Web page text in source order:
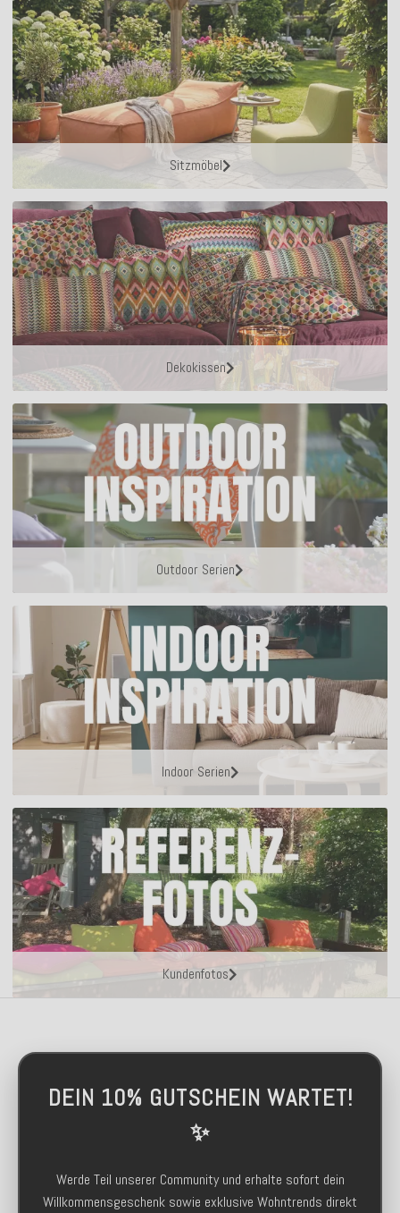
Sitzmöbel
Dekokissen
Outdoor Serien
Indoor Serien
Kundenfotos
DEIN 10% GUTSCHEIN WARTET!
✨
Werde Teil unserer Community und erhalte sofort dein
Willkommensgeschenk sowie exklusive Wohntrends direkt